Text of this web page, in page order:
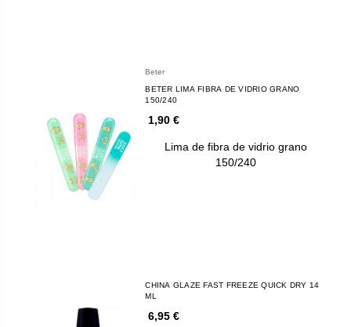
Beter
BETER LIMA FIBRA DE VIDRIO GRANO
150/240
1,90 €
Lima de fibra de vidrio grano
150/240
CHINA GLAZE FAST FREEZE QUICK DRY 14
ML
6,95 €